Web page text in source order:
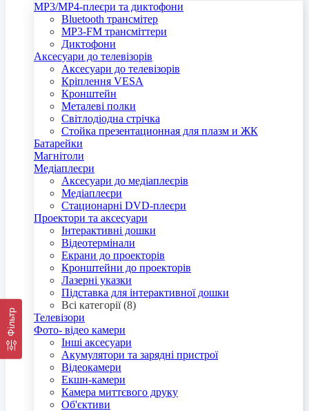
MP3/MP4-плеєри та диктофони
Bluetooth трансмітер
MP3-FM трансміттери
Диктофони
Аксесуари до телевізорів
Аксесуари до телевізорів
Кріплення VESA
Кронштейн
Металеві полки
Світлодіодна стрічка
Стойка презентационная для плазм и ЖК
Батарейки
Магнітоли
Медіаплеєри
Аксесуари до медіаплеєрів
Медіаплеєри
Стационарні DVD-плеєри
Проектори та аксесуари
Інтерактивні дошки
Відеотермінали
Екрани до проекторів
Кронштейни до проекторів
Лазерні указки
Підставка для інтерактивної дошки
Всі категорії (8)
Телевізори
Фото- відео камери
Інші аксесуари
Акумулятори та зарядні пристрої
Відеокамери
Екшн-камери
Камера миттєвого друку
Об'єктиви
Фільтр